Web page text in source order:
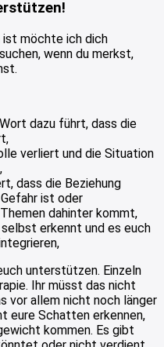
ist möchte ich dich
wenn du merkst,
dazu führt, dass die
verliert und die Situation
dass die Beziehung
ist oder
dahinter kommt,
erkennt und es euch
unterstützen. Einzeln
Ihr müsst das nicht
vor allem nicht noch länger
eure Schatten erkennen,
kommen. Es gibt